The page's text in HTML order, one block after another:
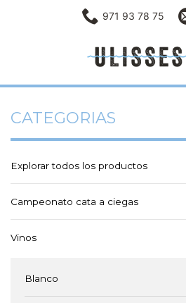
971 93 78 75
CATEGORIAS
Explorar todos los productos
Campeonato cata a ciegas
Vinos
Blanco